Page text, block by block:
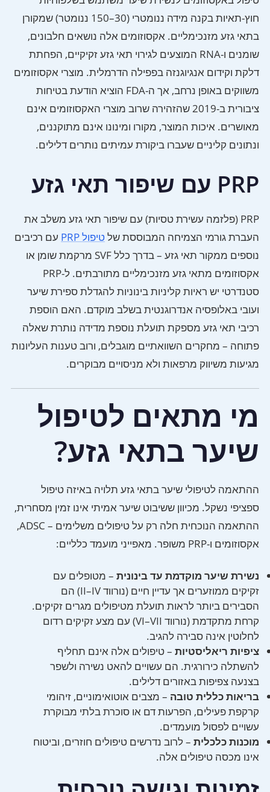
חוץ-תאיות בקנה מידה ננומטרי (30–150 ננומטר) שמקורן
בתאי גזע מזנכימליים. אקסוזומים אלה נושאים חלבונים,
שומנים ו-RNA המוצעים לגירוי תאי גזע זקיקיים, הפחתת
דלקת וקידום אנגיוגנזה בפפילה הדרמלית. מוצרי אקסוזומים
משווקים באופן נרחב, אך ה-FDA הוציא הודעת בטיחות
ציבורית ב-2019 שהזהירה שרוב מוצרי האקסוזומים אינם
מאושרים. איכות המוצר, מקורו ומינונו אינם מתוקננים,
ונתונים קליניים שעברו ביקורת עמיתים נותרים דלילים.
PRP עם שיפור תאי גזע
PRP (פלזמה עשירת טסיות) עם שיפור תאי גזע משלב את
העברת גורמי הצמיחה המבוססת שלטיפול PRP
עם רכיבים
נוספים ממקור תאי גזע – בדרך כלל SVF מרקמת שומן או
אקסוזומים מתאי גזע מזנכימליים מתורבתים. ל-PRP
סטנדרטי יש ראיות קליניות בינוניות להגדלת ספירת שיער
ועובי באלופסיה אנדרוגנטית בשלב מוקדם. האם הוספת
רכיבי תאי גזע מספקת תועלת נוספת מדידה נותרת שאלה
פתוחה – מחקרים השוואתיים מוגבלים, ורוב טענות העליונות
מגיעות משיווק מרפאות ולא מניסויים מבוקרים.
מי מתאים לטיפול
שיער בתאי גזע?
ההתאמה לטיפולי שיער בתאי גזע תלויה באיזה טיפול
ספציפי נשקל. מכיוון ששיבוט שיער אמיתי אינו זמין מסחרית,
ההתאמה הנוכחית חלה רק על טיפולים משלימים – ADSC,
אקסוזומים ו-PRP משופר. מאפייני מועמד כלליים:
נשירת שיער מוקדמת עד בינונית – מטופלים עם
זקיקים ממוזערים אך עדיין חיים (נורווד II–IV) הם
הסבירים ביותר לראות תועלת מטיפולים מגרים זקיקים.
קרחת מתקדמת (נורווד VI–VII) עם מצע זקיקים רדום
לחלוטין אינה סבירה להגיב.
ציפיות ריאליסטיות – טיפולים אלה אינם תחליף
להשתלה כירורגית. הם עשויים להאט נשירה ולשפר
בצנעה צפיפות באזורים דלילים.
בריאות כללית טובה – מצבים אוטואימוניים, זיהומי
קרקפת פעילים, הפרעות דם או סוכרת בלתי מבוקרת
עשויים לפסול מועמדים.
מוכנות כלכלית – לרוב נדרשים טיפולים חוזרים, וביטוח
אינו מכסה טיפולים אלה.